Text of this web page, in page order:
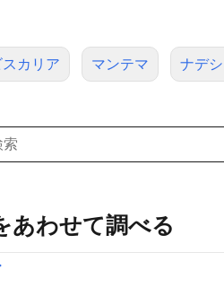
スカリア マンテマ ナデ
あわせて調べる